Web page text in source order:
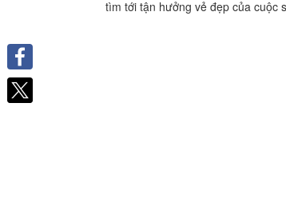
tìm tới tận hưởng vẻ đẹp của cuộc
Facebook